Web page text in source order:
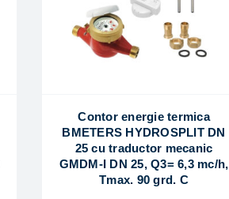
Contor energie termica
BMETERS HYDROSPLIT DN
25 cu traductor mecanic
GMDM-I DN 25, Q3= 6,3 mc/h,
Tmax. 90 grd. C